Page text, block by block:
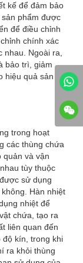
kế để đảm bảo
phẩm được
để điều chỉnh
chính xác
Ngoài ra,
bảo trì, giảm
hiệu quả sản
trong hoạt
các thùng chứa
quản và vận
tùy thuộc
sử dụng
Hàn nhiệt
nhiệt để
chứa, tạo ra
liên quan đến
độ kín, trong khi
ra khỏi thùng